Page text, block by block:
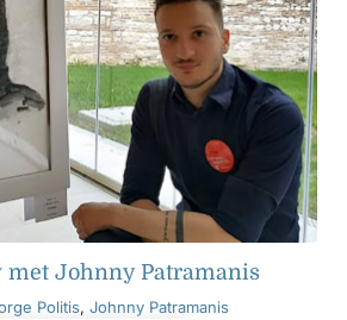
Johnny Patramanis
Politis, Johnny Patramanis